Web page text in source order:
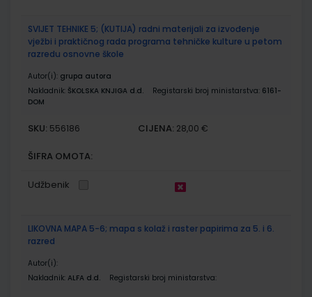
SVIJET TEHNIKE 5; (KUTIJA) radni materijali za izvođenje
vježbi i praktičnog rada programa tehničke kulture u petom
razredu osnovne škole
Autor(i): grupa autora
Nakladnik: ŠKOLSKA KNJIGA d.d. Registarski broj ministarstva: 6161-
DOM
SKU: 556186 CIJENA: 28,00 €
ŠIFRA OMOTA:
Udžbenik
LIKOVNA MAPA 5-6; mapa s kolaž i raster papirima za 5. i 6.
razred
Autor(i):
Nakladnik: ALFA d.d. Registarski broj ministarstva: